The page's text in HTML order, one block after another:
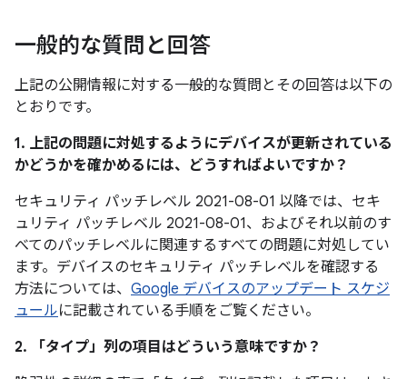
一般的な質問と回答
上記の公開情報に対する一般的な質問とその回答は以下の
とおりです。
1. 上記の問題に対処するようにデバイスが更新されている
かどうかを確かめるには、どうすればよいですか？
セキュリティ パッチレベル 2021-08-01 以降では、セキ
ュリティ パッチレベル 2021-08-01、およびそれ以前のす
べてのパッチレベルに関連するすべての問題に対処してい
ます。デバイスのセキュリティ パッチレベルを確認する
方法については、 Google デバイスのアップデート スケジ
ュールに記載されている手順をご覧ください。
2. 「タイプ」 列の項目はどういう意味ですか？